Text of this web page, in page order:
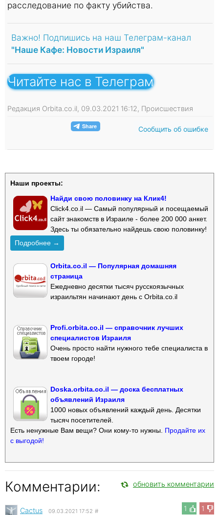
расследование по факту убийства.
Важно! Подпишись на наш Телеграм-канал
"Наше Кафе: Новости Израиля"
Читайте нас в Телеграм
Редакция Orbita.co.il, 09.03.2021 16:12, Происшествия
Сообщить об ошибке
Наши проекты:
Найди свою половинку на Клик4!
Click4.co.il — Самый популярный и посещаемый
сайт знакомств в Израиле - более 200 000 анкет.
Здесь ты обязательно найдешь свою половинку!
Подробнее →
Orbita.co.il — Популярная домашняя
страница
Ежедневно десятки тысяч русскоязычных
израильтян начинают день с Orbita.co.il
Profi.orbita.co.il — справочник лучших
специалистов Израиля
Очень просто найти нужного тебе специалиста в
твоем городе!
Doska.orbita.co.il — доска бесплатных
объявлений Израиля
1000 новых объявлений каждый день. Десятки
тысяч посетителей.
Есть ненужные Вам вещи? Они кому-то нужны. Продайте их
с выгодой!
Комментарии: обновить комментарии
1 1
Cactus 09.03.2021 17:52 #